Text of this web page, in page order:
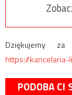
Dziękujemy
https://kancelaria-
PODOBA CI